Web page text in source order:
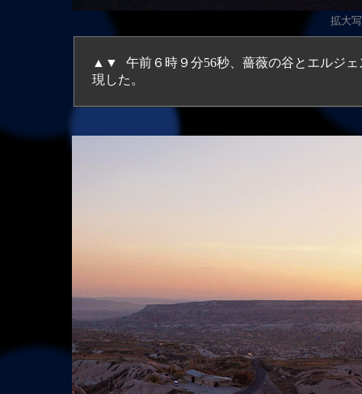
拡大
▲▼
午前６時９分56秒、薔薇の谷とエルジ
現した。